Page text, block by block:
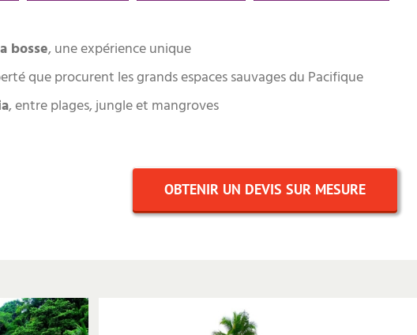
bosse, une expérience unique
que procurent les grands espaces sauvages du Pacifique
, entre plages, jungle et mangroves
OBTENIR UN DEVIS SUR MESURE